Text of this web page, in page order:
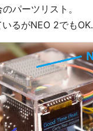
パーツリスト。
るがNEO 2でもOK.